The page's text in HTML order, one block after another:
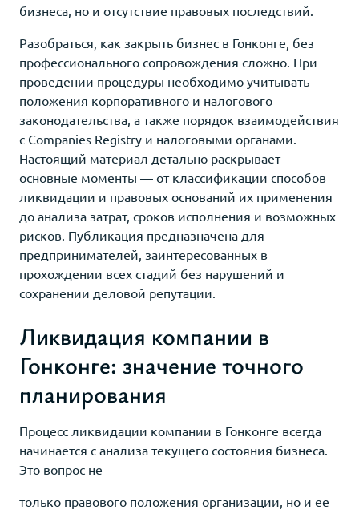
бизнеса, но и отсутствие правовых последствий.
Разобраться, как закрыть бизнес в Гонконге, без
профессионального сопровождения сложно. При
проведении процедуры необходимо учитывать
положения корпоративного и налогового
законодательства, а также порядок взаимодействия
с Companies Registry и налоговыми органами.
Настоящий материал детально раскрывает
основные моменты — от классификации способов
ликвидации и правовых оснований их применения
до анализа затрат, сроков исполнения и возможных
рисков. Публикация предназначена для
предпринимателей, заинтересованных в
прохождении всех стадий без нарушений и
сохранении деловой репутации.
Ликвидация компании в
Гонконге: значение точного
планирования
Процесс ликвидации компании в Гонконге всегда
начинается с анализа текущего состояния бизнеса.
Это вопрос не
только правового положения организации, но и ее